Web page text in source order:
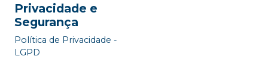
Privacidade e
Segurança
Política de Privacidade -
LGPD